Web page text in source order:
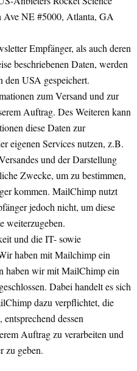
NE #5000, Atlanta, GA
Empfänger, als auch deren
beschriebenen Daten, werden
den USA gespeichert.
zum Versand und zur
Auftrag. Des Weiteren kann
diese Daten zur
eigenen Services nutzen, z.B.
und der Darstellung
Zwecke, um zu bestimmen,
kommen. MailChimp nutzt
jedoch nicht, um diese
weiterzugeben.
und die IT- sowie
haben mit Mailchimp ein
haben wir mit MailChimp ein
Dabei handelt es sich
dazu verpflichtet, die
dessen
Auftrag zu verarbeiten und
zu geben.